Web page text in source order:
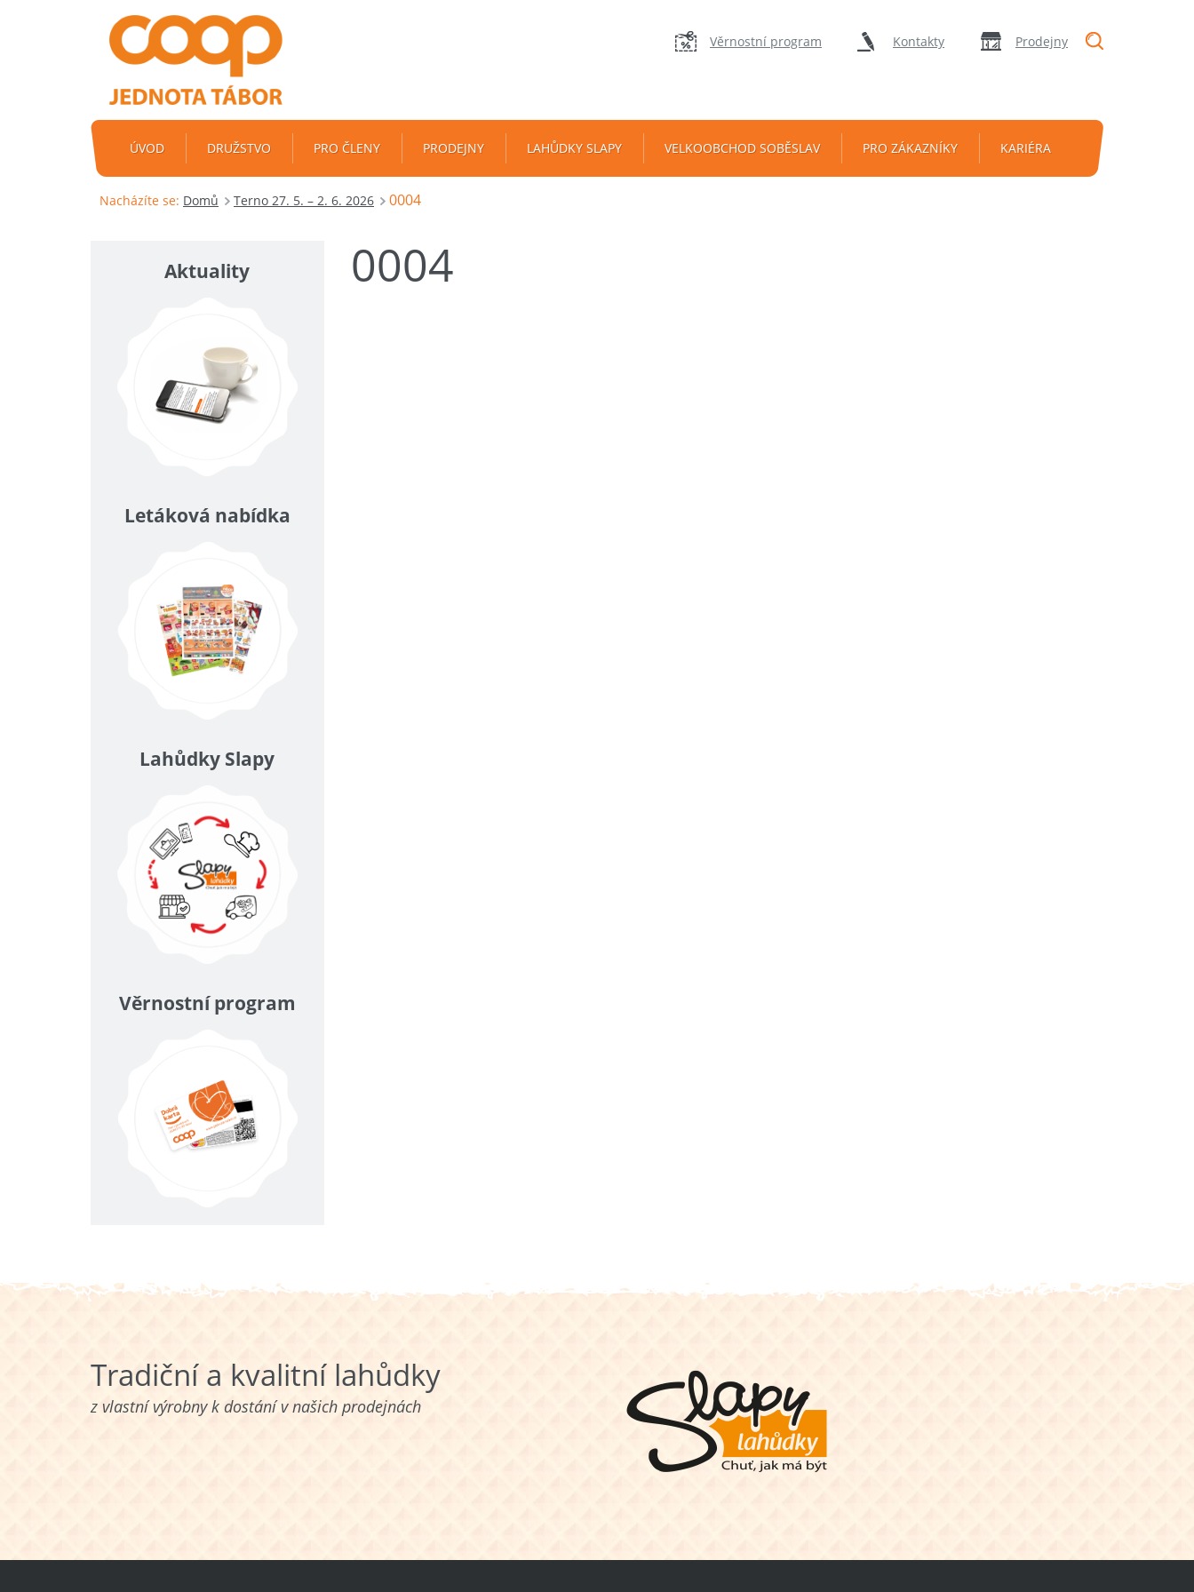
Věrnostní program Kontakty Prodejny
ÚVOD DRUŽSTVO PRO ČLENY PRODEJNY LAHŮDKY SLAPY VELKOOBCHOD SOBĚSLAV PRO ZÁKAZNÍKY KARIÉRA
Nacházíte se: Domů Terno 27. 5. – 2. 6. 2026 0004
0004
Aktuality
Letáková nabídka
Lahůdky Slapy
Věrnostní program
Tradiční a kvalitní lahůdky
z vlastní výrobny k dostání v našich prodejnách